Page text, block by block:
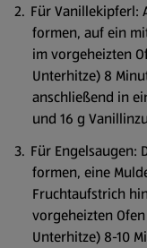
Für Vanillekipferl:
formen, auf ein
im vorgeheizten
Unterhitze) 8
anschließend in
und 16 g
Für Engelsaugen:
formen, eine
Fruchtaufstrich
vorgeheizten
Unterhitze) 8-10